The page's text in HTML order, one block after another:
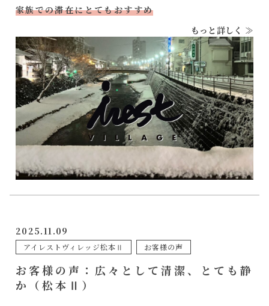
家族での滞在にとてもおすすめ
もっと詳しく ≫
2025.11.09
アイレストヴィレッジ松本Ⅱ お客様の声
お客様の声：広々として清潔、とても静
か（松本Ⅱ）